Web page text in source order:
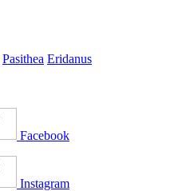
Pasithea Eridanus
Facebook
Instagram